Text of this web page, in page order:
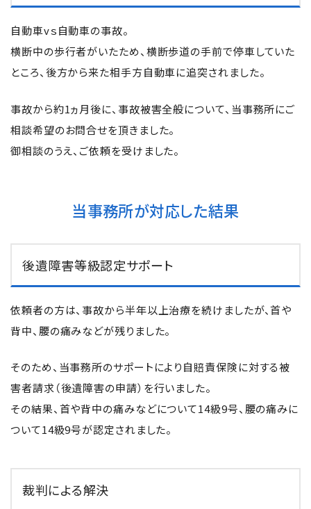
自動車vｓ自動車の事故。
横断中の歩行者がいたため、横断歩道の手前で停車していた
ところ、後方から来た相手方自動車に追突されました。
事故から約1ヵ月後に、事故被害全般について、当事務所にご
相談希望のお問合せを頂きました。
御相談のうえ、ご依頼を受けました。
当事務所が対応した結果
後遺障害等級認定サポート
依頼者の方は、事故から半年以上治療を続けましたが、首や
背中、腰の痛みなどが残りました。
そのため、当事務所のサポートにより自賠責保険に対する被
害者請求（後遺障害の申請）を行いました。
その結果、首や背中の痛みなどについて14級9号、腰の痛みに
ついて14級9号が認定されました。
裁判による解決